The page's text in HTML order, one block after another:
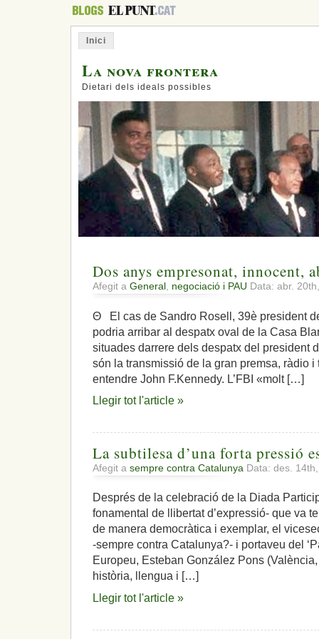
Inici
La nova frontera
Dietari dels ideals possibles
Dos anys empresonat, innocent,
Afegit a General negociació i PAU Data: abr.
Θ El cas de Sandro Rosell, 39è president
podria arribar al despatx oval de la Casa
situades darrere dels despatx del president
són la transmissió de la gran premsa, ràdio
entendre John F.Kennedy. L’FBI «molt […]
Llegir tot l'article »
La subtilesa d’una forta pressió
Afegit a sempre contra Catalunya Data: des.
Després de la celebració de la Diada
fonamental de llibertat d’expressió- que va
de manera democràtica i exemplar, el
-sempre contra Catalunya?- i portaveu del
Europeu, Esteban González Pons
història, llengua i […]
Llegir tot l'article »